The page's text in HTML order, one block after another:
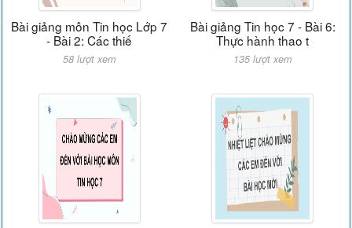
Bài giảng môn Tin học Lớp 7
- Bài 2: Các thiế
58 lượt xem
Bài giảng Tin học 7 - Bài 6:
Thực hành thao t
135 lượt xem